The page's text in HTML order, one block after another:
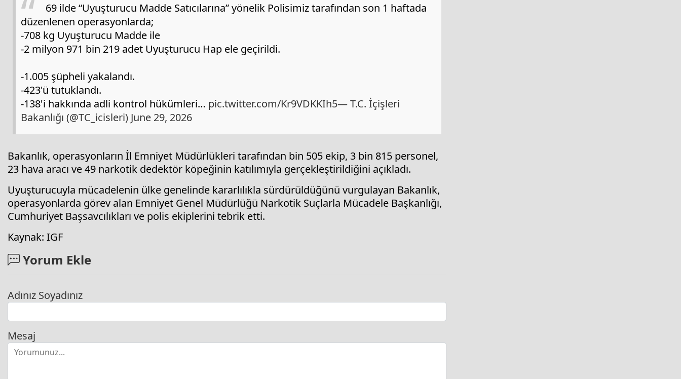
69 ilde “Uyuşturucu Madde Satıcılarına” yönelik Polisimiz tarafından son 1 haftada
düzenlenen operasyonlarda;
-708 kg Uyuşturucu Madde ile
-2 milyon 971 bin 219 adet Uyuşturucu Hap ele geçirildi.
-1.005 şüpheli yakalandı.
-423'ü tutuklandı.
-138'i hakkında adli kontrol hükümleri… pic.twitter.com/Kr9VDKKIh5— T.C. İçişleri
Bakanlığı (@TC_icisleri) June 29, 2026
Bakanlık, operasyonların İl Emniyet Müdürlükleri tarafından bin 505 ekip, 3 bin 815 personel,
23 hava aracı ve 49 narkotik dedektör köpeğinin katılımıyla gerçekleştirildiğini açıkladı.
Uyuşturucuyla mücadelenin ülke genelinde kararlılıkla sürdürüldüğünü vurgulayan Bakanlık,
operasyonlarda görev alan Emniyet Genel Müdürlüğü Narkotik Suçlarla Mücadele Başkanlığı,
Cumhuriyet Başsavcılıkları ve polis ekiplerini tebrik etti.
Kaynak: IGF
Yorum Ekle
Adınız Soyadınız
Mesaj